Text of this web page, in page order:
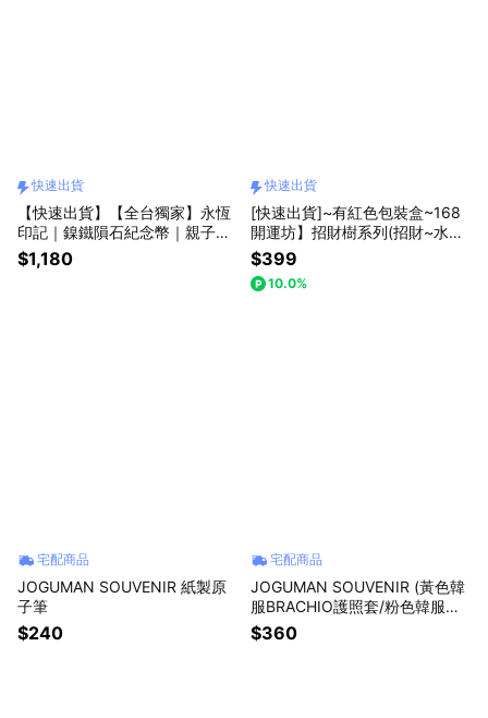
快速出貨
【快速出貨】【全台獨家】永恆
印記｜鎳鐵隕石紀念幣｜親子送
禮｜禮物首選｜交換禮物｜兒童
禮物｜桌上擺飾｜文創｜隕石
$1,180
快速出貨
[快速出貨]~有紅色包裝盒~168
開運坊】招財樹系列(招財~水晶
招財樹+ 聚寶袋~小)擇日/淨化/
開光
$399
10.0%
宅配商品
JOGUMAN SOUVENIR 紙製原
子筆
$240
宅配商品
JOGUMAN SOUVENIR (黃色韓
服BRACHIO護照套/粉色韓服W
OODY護照套)
$360